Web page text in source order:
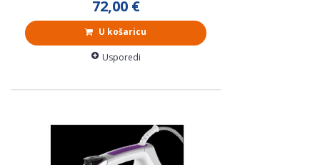
72,00 €
U košaricu
Usporedi